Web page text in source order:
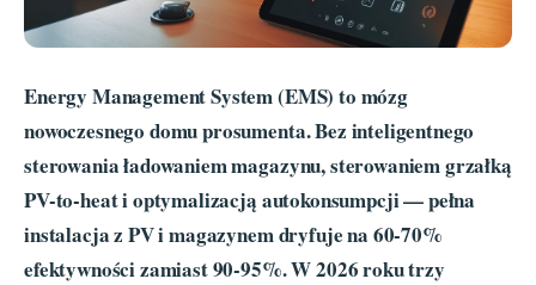
Energy Management System (EMS) to mózg
nowoczesnego domu prosumenta. Bez inteligentnego
sterowania ładowaniem magazynu, sterowaniem grzałką
PV-to-heat i optymalizacją autokonsumpcji — pełna
instalacja z PV i magazynem dryfuje na 60-70%
efektywności zamiast 90-95%. W 2026 roku trzy